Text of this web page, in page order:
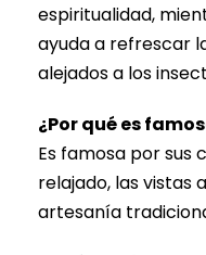
espiritualidad,
ayuda a refrescar
alejados a los
¿Por qué es
Es famosa por sus
relajado, las vistas
artesanía